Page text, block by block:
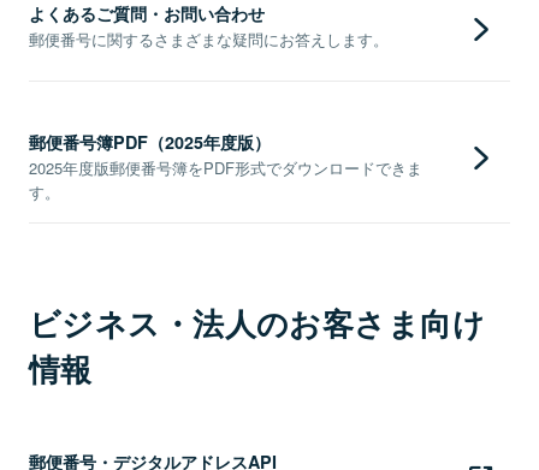
よくあるご質問・お問い合わせ
郵便番号に関するさまざまな疑問にお答えします。
郵便番号簿PDF（2025年度版）
2025年度版郵便番号簿をPDF形式でダウンロードできま
す。
ビジネス・法人のお客さま向け
情報
郵便番号・デジタルアドレスAPI